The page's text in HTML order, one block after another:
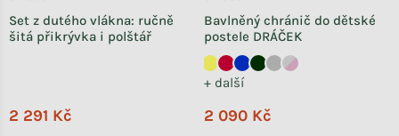
Set z dutého vlákna: ručně
šitá přikrývka i polštář
2 291 Kč
Bavlněný chránič do dětské
postele DRÁČEK
+ další
2 090 Kč